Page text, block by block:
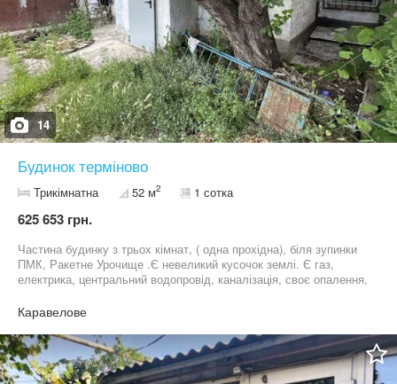
14
Будинок терміново
Трикімнатна 52 м2 1 сотка
625 653 грн.
Частина будинку з трьох кімнат, ( одна прохідна), біля зупинки
ПМК, Ракетне Урочище .Є невеликий кусочок землі. Є газ,
електрика, центральний водопровід, каналізація, своє опалення,
Двір закритий на декілька сусідів. Є свій гараж. Неподалік
продуктові магазинчики ,дитячий садок, АТБ, річка.
Каравелове